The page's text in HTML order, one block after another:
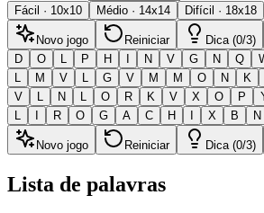
Fácil · 10x10 Médio · 14x14 Difícil · 18x18
Novo jogo Reiniciar Dica (0/3)
D
O L P H I N V G N Q
L
M V L G V M M O N K
V
L N L O R K V X O P
L
I R O G A C H I X B N
Novo jogo Reiniciar Dica (0/3)
Lista de palavras